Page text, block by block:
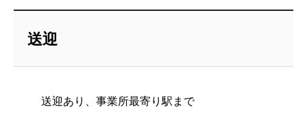
送迎
送迎あり、事業所最寄り駅まで